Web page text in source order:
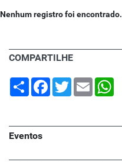
Nenhum registro foi encontrado.
COMPARTILHE
Share Facebook
TwitterEmail
Eventos